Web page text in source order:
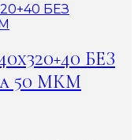
БЕЗ
50 МКМ